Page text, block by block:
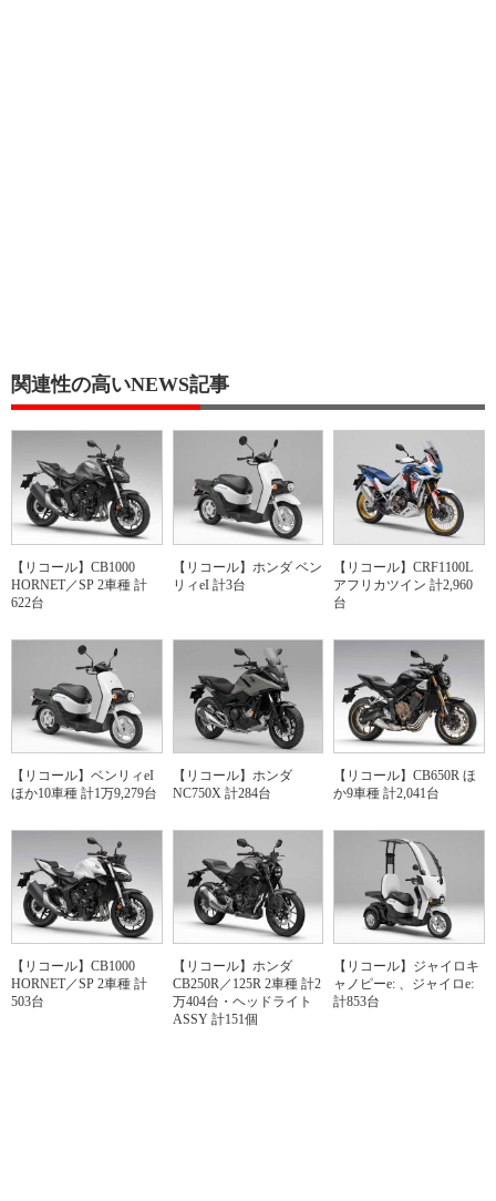
関連性の高いNEWS記事
【リコール】CB1000
HORNET／SP 2車種 計
622台
【リコール】ホンダ ベン
リィeI 計3台
【リコール】CRF1100L
アフリカツイン 計2,960
台
【リコール】ベンリィeI
ほか10車種 計1万9,279台
【リコール】ホンダ
NC750X 計284台
【リコール】CB650R ほ
か9車種 計2,041台
【リコール】CB1000
HORNET／SP 2車種 計
503台
【リコール】ホンダ
CB250R／125R 2車種 計2
万404台・ヘッドライト
ASSY 計151個
【リコール】ジャイロキ
ャノピーe: 、ジャイロe:
計853台